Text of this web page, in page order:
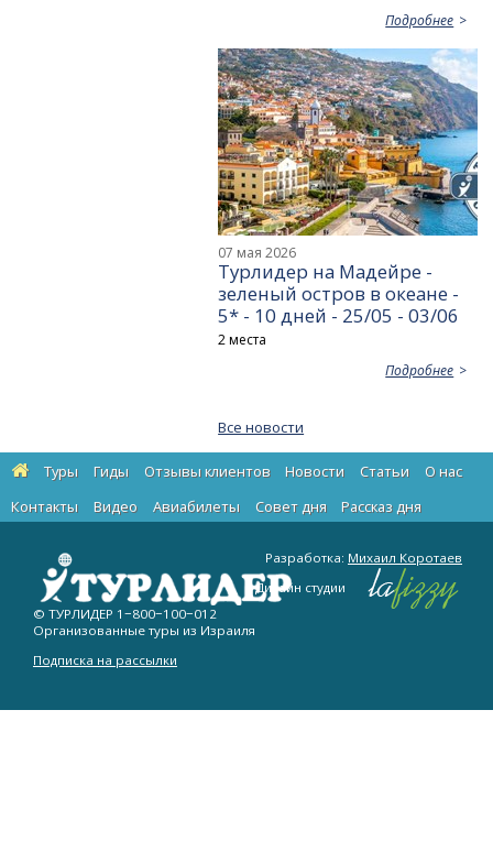
Подробнее
07 мая 2026
Турлидер на Мадейре -
зеленый остров в океане -
5* - 10 дней - 25/05 - 03/06
2 места
Подробнее
Все новости
Туры Гиды Отзывы клиентов Новости Статьи
О нас
Контакты
Видео Авиабилеты Cовет дня Рассказ дня
© ТУРЛИДЕР 1−800−100−012
Организованные туры из Израиля
Подписка на рассылки
Разработка: Михаил Коротаев
Дизайн студии